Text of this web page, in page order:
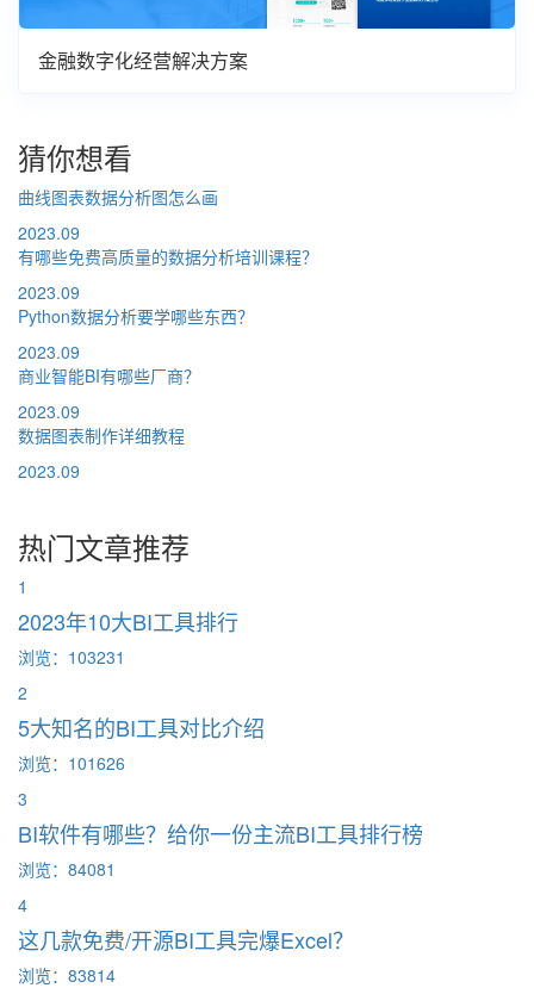
金融数字化经营解决方案
猜你想看
曲线图表数据分析图怎么画
2023.09
有哪些免费高质量的数据分析培训课程？
2023.09
Python数据分析要学哪些东西？
2023.09
商业智能BI有哪些厂商？
2023.09
数据图表制作详细教程
2023.09
热门文章推荐
1
2023年10大BI工具排行
浏览：103231
2
5大知名的BI工具对比介绍
浏览：101626
3
BI软件有哪些？给你一份主流BI工具排行榜
浏览：84081
4
这几款免费/开源BI工具完爆Excel？
浏览：83814